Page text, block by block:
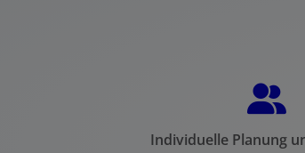
Individuelle Planung